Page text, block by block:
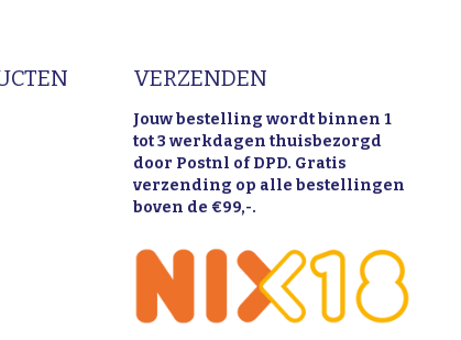
VERZENDEN
Jouw bestelling wordt binnen 1
tot 3 werkdagen thuisbezorgd
door Postnl of DPD. Gratis
verzending op alle bestellingen
boven de €99,-.